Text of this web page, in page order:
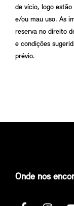
de vício, logo
e/ou mau uso. As
reserva no direito
e condições
prévio.
Onde nos